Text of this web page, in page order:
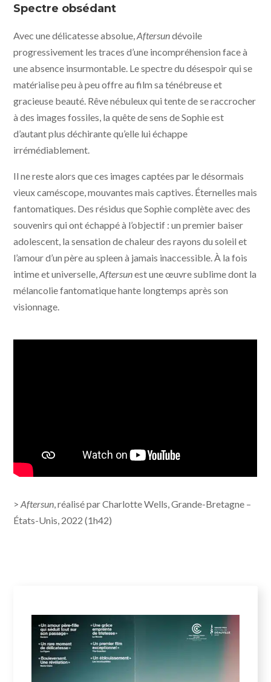
Distribution
Spectre obsédant
Avec une délicatesse absolue,Aftersundévoile
progressivement les traces d’une incompréhension face à
une absence insurmontable. Le spectre du désespoir qui se
matérialise peu à peu offre au film sa ténébreuse et
gracieuse beauté. Rêve nébuleux qui tente de se raccrocher
à des images fossiles, la quête de sens de Sophie est
d’autant plus déchirante qu’elle lui échappe
irrémédiablement.
Il ne reste alors que ces images captées par le désormais
vieux caméscope, mouvantes mais captives. Éternelles mais
fantomatiques. Des résidus que Sophie complète avec des
souvenirs qui ont échappé à l’objectif : un premier baiser
adolescent, la sensation de chaleur des rayons du soleil et
l’amour d’un père au spleen à jamais inaccessible. À la fois
intime et universelle,Aftersunest une œuvre sublime dont la
mélancolie fantomatique hante longtemps après son
visionnage.
>Aftersun, réalisé par Charlotte Wells, Grande-Bretagne –
États-Unis, 2022 (1h42)